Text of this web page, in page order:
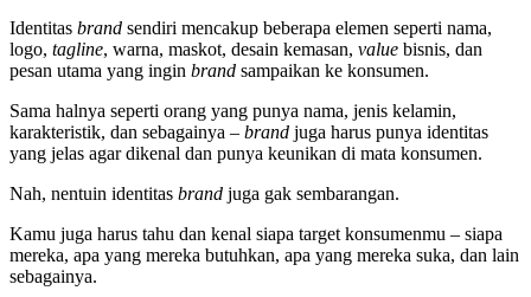
Identitas brand sendiri mencakup beberapa elemen seperti nama,
logo, tagline, warna, maskot, desain kemasan, value bisnis, dan
pesan utama yang ingin brand sampaikan ke konsumen.
Sama halnya seperti orang yang punya nama, jenis kelamin,
karakteristik, dan sebagainya – brand juga harus punya identitas
yang jelas agar dikenal dan punya keunikan di mata konsumen.
Nah, nentuin identitas brand juga gak sembarangan.
Kamu juga harus tahu dan kenal siapa target konsumenmu – siapa
mereka, apa yang mereka butuhkan, apa yang mereka suka, dan lain
sebagainya.